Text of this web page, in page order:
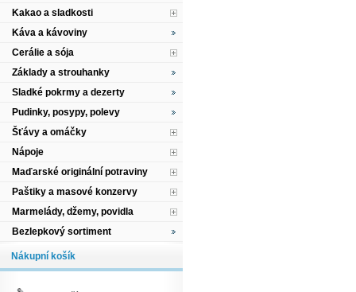
Kakao a sladkosti
Káva a kávoviny
Cerálie a sója
Základy a strouhanky
Sladké pokrmy a dezerty
Pudinky, posypy, polevy
Šťávy a omáčky
Nápoje
Maďarské originální potraviny
Paštiky a masové konzervy
Marmelády, džemy, povidla
Bezlepkový sortiment
Nákupní košík